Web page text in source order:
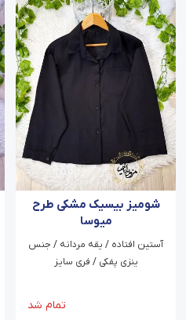
شومیز بیسیک مشکی طرح
میوسا
آستین افتاده / یقه مردانه / جنس
ینزی پفکی / فری سایز
تمام شد